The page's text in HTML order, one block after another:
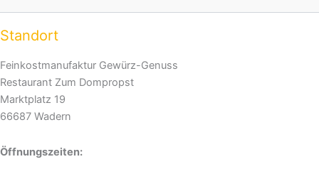
Standort
Feinkostmanufaktur Gewürz-Genuss
Restaurant Zum Dompropst
Marktplatz 19
66687 Wadern
Öffnungszeiten: